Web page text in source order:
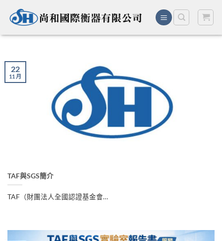
TAF與SGS簡介
TAF（財團法人全國認證基金會…
22
11 月